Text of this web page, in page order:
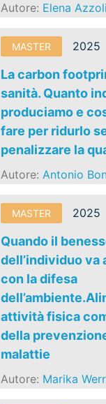
Autore: Elena
MASTER 2025
La carbon
sanità. Quanto
produciamo e
fare per ridurlo
penalizzare la
Autore:Antonio
MASTER 2025
Quando il
dell’individuo va
con la difesa
attività fisica
della
malattie
Autore: Marika